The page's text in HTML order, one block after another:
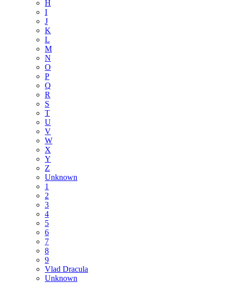
H
I
J
K
L
M
N
O
P
Q
R
S
T
U
V
W
X
Y
Z
Unknown
1
2
3
4
5
6
7
8
9
Vlad Dracula
Unknown